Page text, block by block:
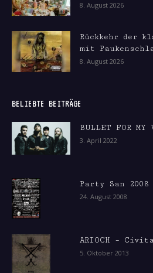
8. August 2026
Rückkehr der
mit
8. August 2026
BELIEBTE BEITRÄGE
BULLET FOR MY
3. April 2022
Party San 2008
24. August 2008
ARIOCH –
5. Oktober 2013